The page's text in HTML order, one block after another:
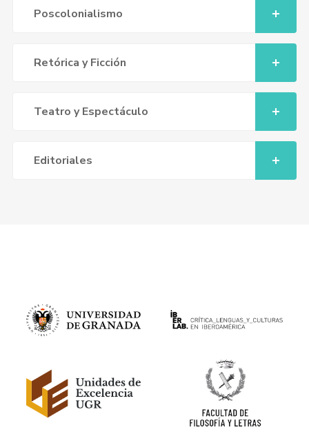
Poscolonialismo
Retórica y Ficción
Teatro y Espectáculo
Editoriales